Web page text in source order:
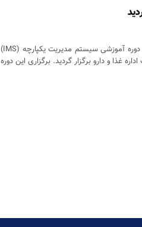
دوره آموزشی سیستم مدیریت یکپارچه برگزار گردید دوره آموزشی سیستم مدیریت یکپارچه (IMS)
اجتماعات اداره غذا و دارو برگزار گردید. برگزاری این دوره